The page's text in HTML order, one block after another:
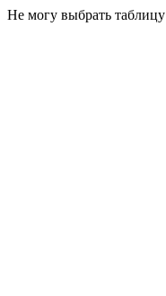
Не могу выбрать таблицу